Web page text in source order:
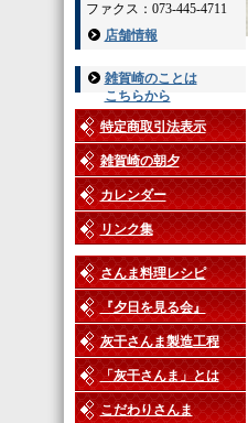
ファクス：073-445-4711
店舗情報
雑賀崎のことは
こちらから
特定商取引法表示
雑賀崎の朝夕
カレンダー
リンク集
さんま料理レシピ
『夕日を見る会』
灰干さんま製造工程
「灰干さんま」とは
こだわりさんま